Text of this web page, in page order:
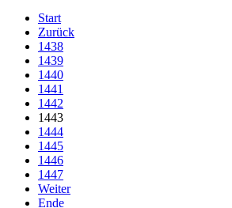
Start
Zurück
1438
1439
1440
1441
1442
1443
1444
1445
1446
1447
Weiter
Ende